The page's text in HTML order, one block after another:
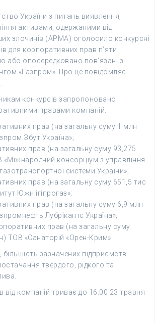
України з питань виявлення,
активами, одержаними від
злочинів (АРМА) оголосило конкурсні
для корпоративних прав п’яти
або опосередковано пов’язані з
«Газпром». Про це повідомляє
конкурсів запропоновано
правами компаній:
прав (на загальну суму 1 млн
Збут Україна»;
прав (на загальну суму 93,275
консорціум з управління
системи України»;
прав (на загальну суму 651,5 тис
Южніігіпрогаз»;
прав (на загальну суму 6,9 млн
Лубрікантс Україна»;
прав (на загальну суму
ТОВ «Санаторій «Орен-Крим».
зазначених підприємств
твердого, рідкого та
від компаній триває до 16:00 23 травня